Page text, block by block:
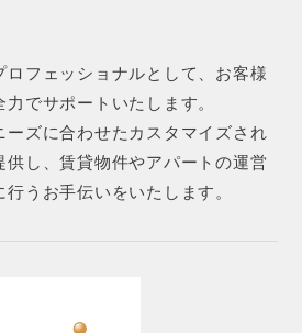
ロフェッショナルとして、お客様
でサポートいたします。
ーズに合わせたカスタマイズされ
供し、賃貸物件やアパートの運営
うお手伝いをいたします。